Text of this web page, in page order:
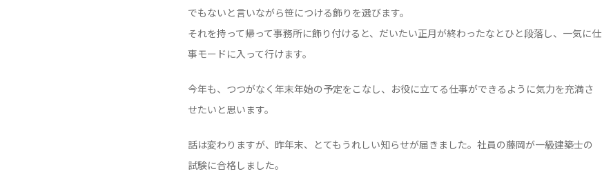
でもないと言いながら笹につける飾りを選びます。
それを持って帰って事務所に飾り付けると、だいたい正月が終わったなとひと段落し、一気に仕
事モードに入って行けます。
今年も、つつがなく年末年始の予定をこなし、お役に立てる仕事ができるように気力を充満さ
せたいと思います。
話は変わりますが、昨年末、とてもうれしい知らせが届きました。社員の藤岡が一級建築士の
試験に合格しました。